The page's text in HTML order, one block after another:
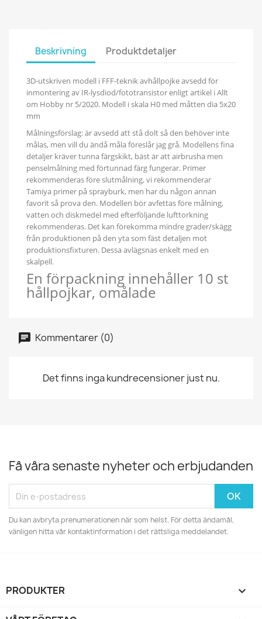
Beskrivning Produktdetaljer
3D-utskriven modell i FFF-teknik avhållpojke avsedd för
inmontering av IR-lysdiod/fototransistor enligt artikel i Allt
om Hobby nr 5/2020. Modell i skala H0 med måtten dia 5x20
mm
Målningsförslag: är avsedd att stå dolt så den behöver inte
målas, men vill du ändå måla föreslår jag grå. Modellens fina
detaljer kräver tunna färgskikt, bäst är att airbrusha men
penselmålning med förtunnad färg fungerar. Primer
rekommenderas före slutmålning, vi rekommenderar
Tamiya primer på sprayburk, men har du någon annan
favorit så prova den. Modellen bör avfettas före målning,
vatten och diskmedel med efterföljande lufttorkning
rekommenderas. Det kan förekomma mindre grader/skägg
från produktionen på den yta som fäst detaljen mot
produktionsfixturen. Dessa avlägsnas enkelt med en
skalpell.
En förpackning innehåller 10 st
hållpojkar, omålade
Kommentarer (0)
Det finns inga kundrecensioner just nu.
Få våra senaste nyheter och erbjudanden
Du kan avbryta prenumerationen när som helst. För detta ändamål,
vänligen hitta vår kontaktinformation i det rättsliga meddelandet.
PRODUKTER 